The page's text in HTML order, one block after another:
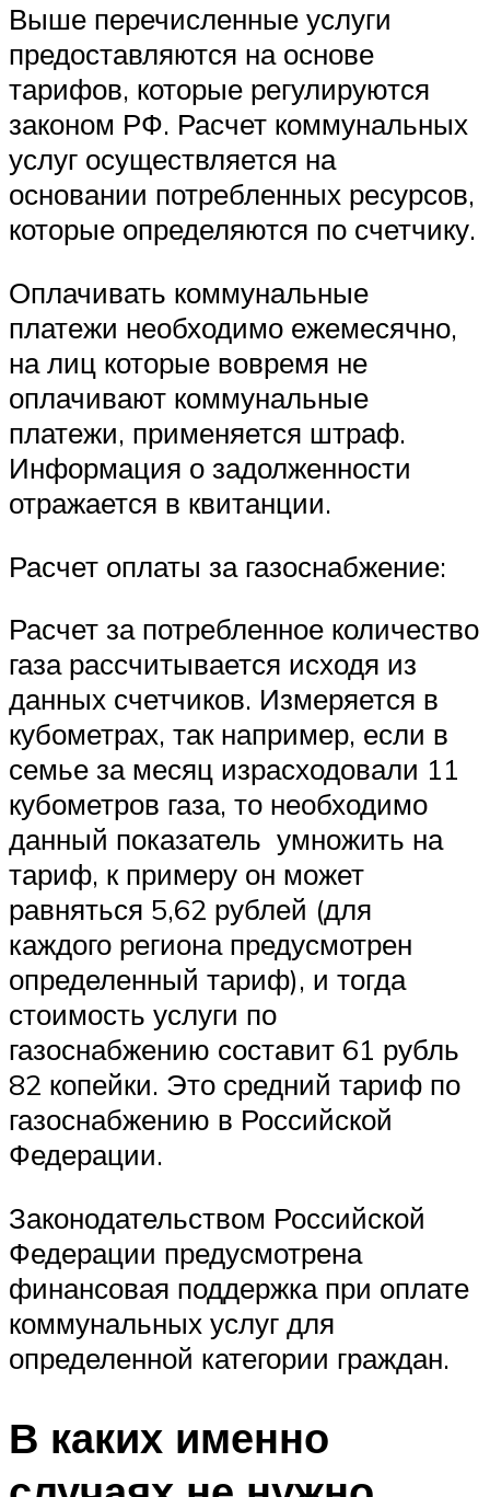
Выше перечисленные услуги
предоставляются на основе
тарифов, которые регулируются
законом РФ. Расчет коммунальных
услуг осуществляется на
основании потребленных ресурсов,
которые определяются по счетчику.
Оплачивать коммунальные
платежи необходимо ежемесячно,
на лиц которые вовремя не
оплачивают коммунальные
платежи, применяется штраф.
Информация о задолженности
отражается в квитанции.
Расчет оплаты за газоснабжение:
Расчет за потребленное количество
газа рассчитывается исходя из
данных счетчиков. Измеряется в
кубометрах, так например, если в
семье за месяц израсходовали 11
кубометров газа, то необходимо
данный показатель умножить на
тариф, к примеру он может
равняться 5,62 рублей (для
каждого региона предусмотрен
определенный тариф), и тогда
стоимость услуги по
газоснабжению составит 61 рубль
82 копейки. Это средний тариф по
газоснабжению в Российской
Федерации.
Законодательством Российской
Федерации предусмотрена
финансовая поддержка при оплате
коммунальных услуг для
определенной категории граждан.
В каких именно